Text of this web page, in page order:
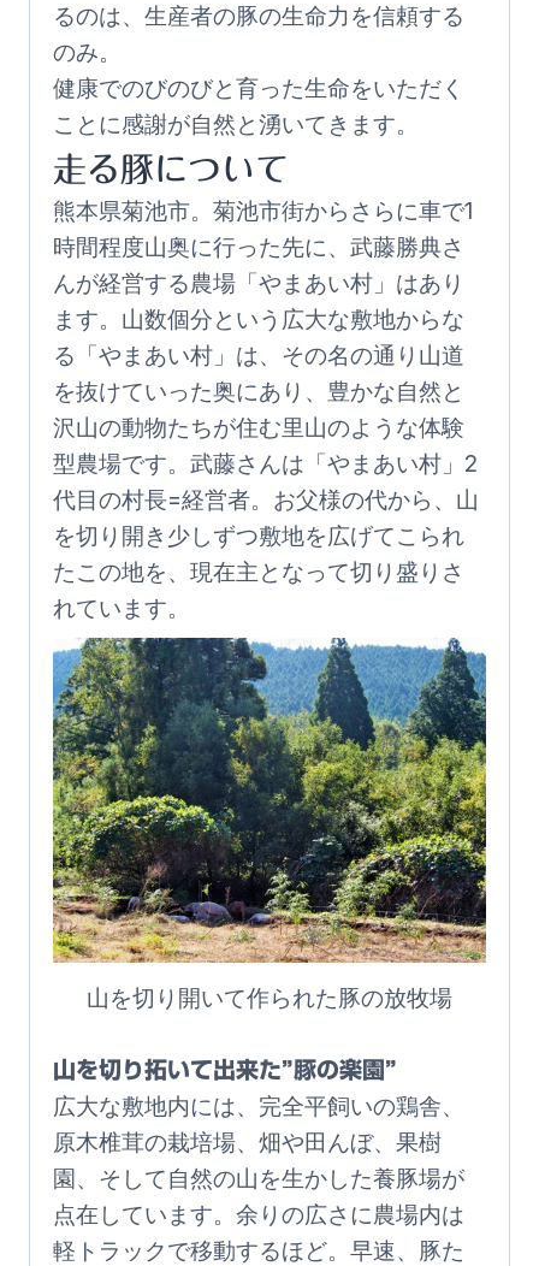
るのは、生産者の豚の生命力を信頼する
のみ。
健康でのびのびと育った生命をいただく
ことに感謝が自然と湧いてきます。
走る豚について
熊本県菊池市。菊池市街からさらに車で1
時間程度山奥に行った先に、武藤勝典さ
んが経営する農場「やまあい村」はあり
ます。山数個分という広大な敷地からな
る「やまあい村」は、その名の通り山道
を抜けていった奥にあり、豊かな自然と
沢山の動物たちが住む里山のような体験
型農場です。武藤さんは「やまあい村」2
代目の村長=経営者。お父様の代から、山
を切り開き少しずつ敷地を広げてこられ
たこの地を、現在主となって切り盛りさ
れています。
山を切り開いて作られた豚の放牧場
山を切り拓いて出来た”豚の楽園”
広大な敷地内には、完全平飼いの鶏舎、
原木椎茸の栽培場、畑や田んぼ、果樹
園、そして自然の山を生かした養豚場が
点在しています。余りの広さに農場内は
軽トラックで移動するほど。早速、豚た